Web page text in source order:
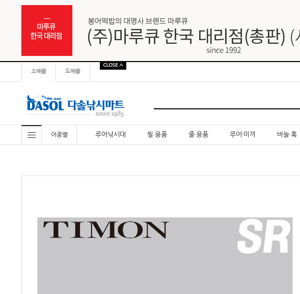
소매몰 도매몰
어종별 루어낚시대 릴·용품 줄·용품 루어·미끼 바늘·훅